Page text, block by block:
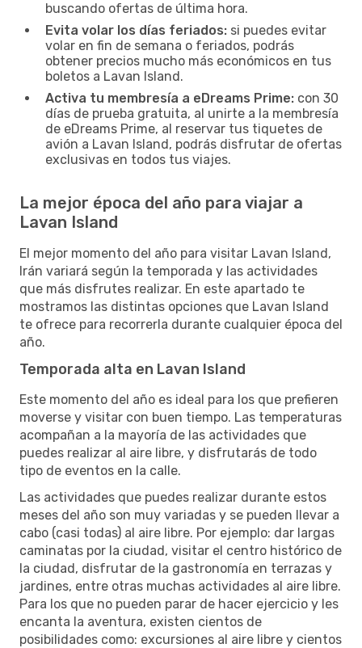
buscando ofertas de última hora.
Evita volar los días feriados: si puedes evitar
volar en fin de semana o feriados, podrás
obtener precios mucho más económicos en tus
boletos a Lavan Island.
Activa tu membresía a eDreams Prime: con 30
días de prueba gratuita, al unirte a la membresía
de eDreams Prime, al reservar tus tiquetes de
avión a Lavan Island, podrás disfrutar de ofertas
exclusivas en todos tus viajes.
La mejor época del año para viajar a
Lavan Island
El mejor momento del año para visitar Lavan Island,
Irán variará según la temporada y las actividades
que más disfrutes realizar. En este apartado te
mostramos las distintas opciones que Lavan Island
te ofrece para recorrerla durante cualquier época del
año.
Temporada alta en Lavan Island
Este momento del año es ideal para los que prefieren
moverse y visitar con buen tiempo. Las temperaturas
acompañan a la mayoría de las actividades que
puedes realizar al aire libre, y disfrutarás de todo
tipo de eventos en la calle.
Las actividades que puedes realizar durante estos
meses del año son muy variadas y se pueden llevar a
cabo (casi todas) al aire libre. Por ejemplo: dar largas
caminatas por la ciudad, visitar el centro histórico de
la ciudad, disfrutar de la gastronomía en terrazas y
jardines, entre otras muchas actividades al aire libre.
Para los que no pueden parar de hacer ejercicio y les
encanta la aventura, existen cientos de
posibilidades como: excursiones al aire libre y cientos